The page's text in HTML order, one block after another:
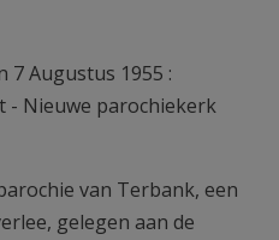
7 Augustus 1955 :
- Nieuwe parochiekerk
van Terbank, een
gelegen aan de